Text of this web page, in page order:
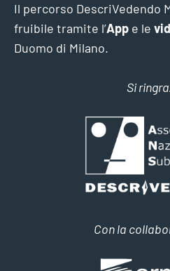
Il percorso DescriVedendo
fruibile tramite l’App e le
Duomo di Milano.
Si
Con la